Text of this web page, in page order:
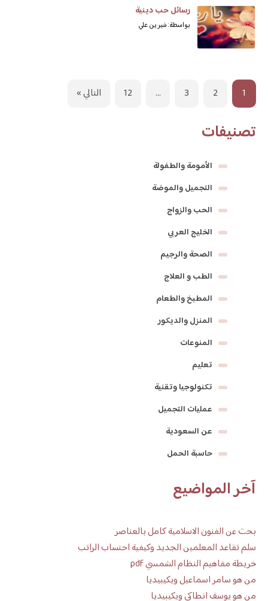
رسائل حب دينية
بواسطة: شيرين علي
1
2
3
…
12 التالي »
تصنيفات
الأمومة والطفولة
التجميل والموضة
الحب والزواج
الخليج العربي
الصحة والرجيم
الطب و العلاج
المطبخ والطعام
المنزل والديكور
المنوعات
تعليم
تكنولوجيا وتقنية
عمليات التجميل
عن السعودية
حاسبة الحمل
آخر المواضيع
بحث عن الفنون الاسلامية كامل بالعناصر
سلم تقاعد المعلمين الجديد وكيفية احتساب الراتب
خريطة مفاهيم النظام الشمسي pdf
من هو سامر اسماعيل ويكيبيديا
من هو يوسف انطاكي ويكيبيديا